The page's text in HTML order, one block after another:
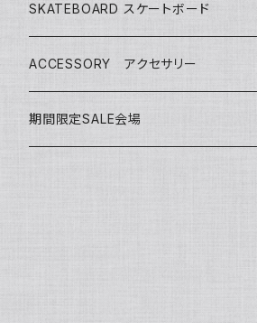
DK SURFBOARDS
CASH SURFBOARDS
CEANO SURFBOARDS
USEDBOARDS 中古サーフボード
SOFTBOARDS ソフトボード
CATCH SURF
LEASH
DECKPAD
BOARD CASE
HURLEY
VISSLA
T-SHIRTS
SHOES
SKATEBOARD スケートボード
ACCESSORY アクセサリー
期間限定SALE会場